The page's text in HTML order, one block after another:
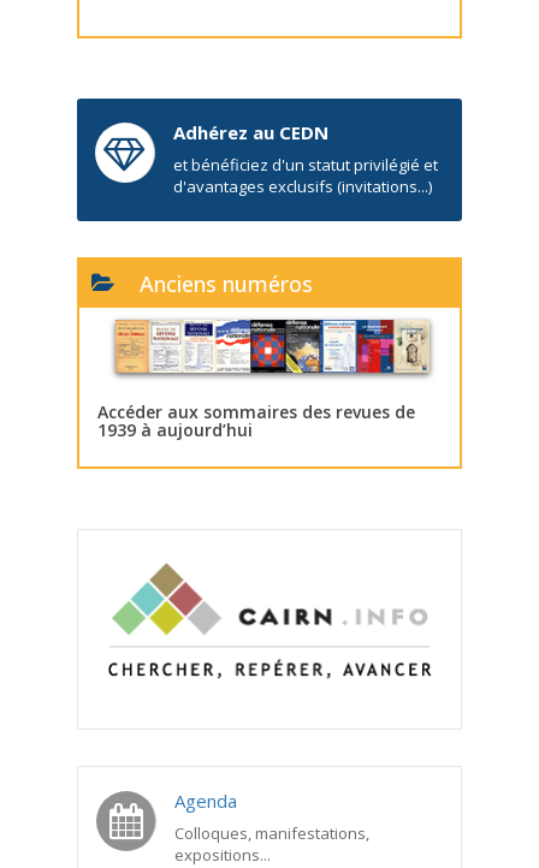
Adhérez au CEDN
et bénéficiez d'un statut privilégié et
d'avantages exclusifs (invitations...)
Anciens numéros
Accéder aux sommaires des revues de
1939 à aujourd’hui
Agenda
Colloques, manifestations,
expositions...